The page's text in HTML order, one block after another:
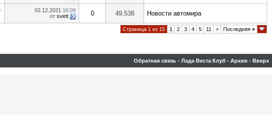
02.12.2021 16:09
от svett 0 49,538 Новости автомира
Страница 1 из 15 1 2 3 4 5 11 > Последняя »
Обратная связь - Лада Веста Клуб - Архив - Вверх